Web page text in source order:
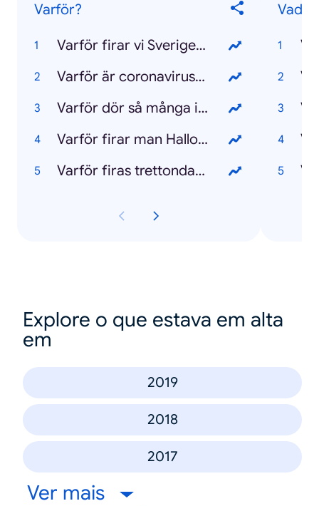
Varför?
Varför firar vi Sveriges nationaldag?
Varför är coronaviruset farligt?
Varför dör så många i Italien?
Varför firar man Halloween?
Varför firas trettondagen?
Vad?
Explore o que estava em alta
em
2019
2018
2017
Ver mais